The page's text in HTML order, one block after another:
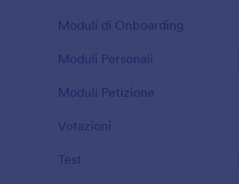
Moduli di Onboarding
Moduli Personali
Moduli Petizione
Votazioni
Test